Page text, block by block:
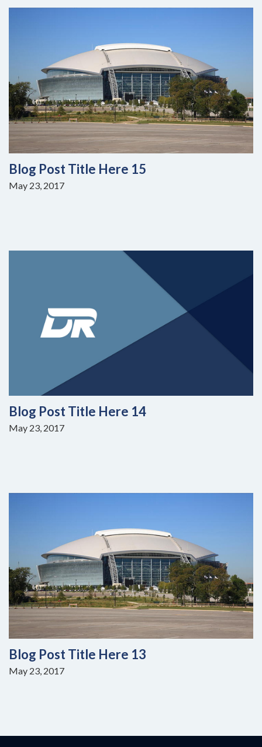
Blog Post Title Here 15
May 23, 2017
Blog Post Title Here 14
May 23, 2017
Blog Post Title Here 13
May 23, 2017